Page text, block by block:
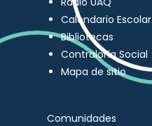
Calendario Escolar
Bibliotecas
Contraloría Social
Mapa de sitio
Comunidades